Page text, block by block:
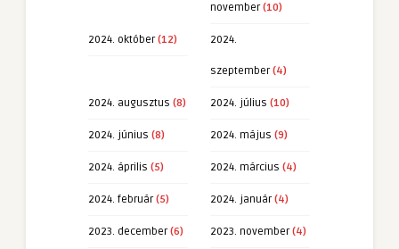
november(10)
2024. október(12) 2024.
szeptember(4)
2024. augusztus (8) 2024. július (10)
2024. június (8) 2024. május (9)
2024. április (5) 2024. március (4)
2024. február(5) 2024. január(4)
2023. december(6) 2023. november(4)